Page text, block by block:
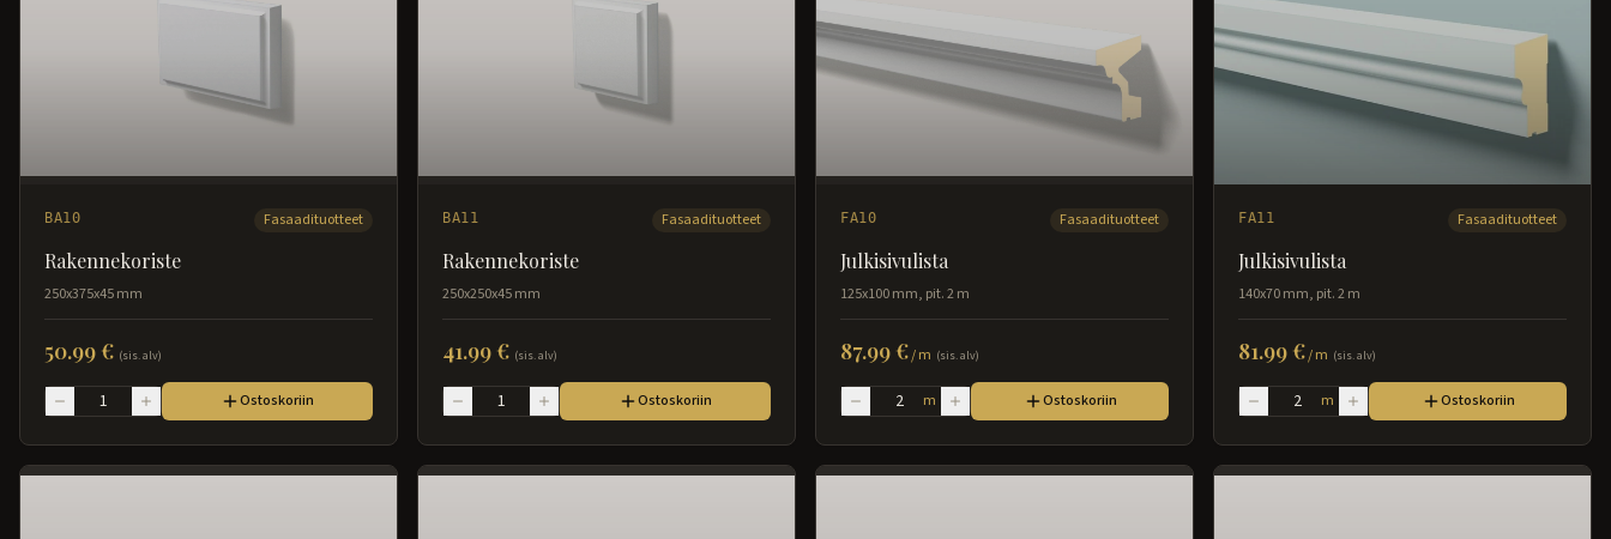
BA10 Fasaadituotteet
Rakennekoriste
250x375x45 mm
50.99 € (sis. alv)
Ostoskoriin
BA11 Fasaadituotteet
Rakennekoriste
250x250x45 mm
41.99 € (sis. alv)
Ostoskoriin
FA10 Fasaadituotteet
Julkisivulista
125x100 mm, pit. 2 m
87.99 €/m (sis. alv)
m Ostoskoriin
FA11 Fasaadituotteet
Julkisivulista
140x70 mm, pit. 2 m
81.99 €/m (sis. alv)
m Ostoskoriin